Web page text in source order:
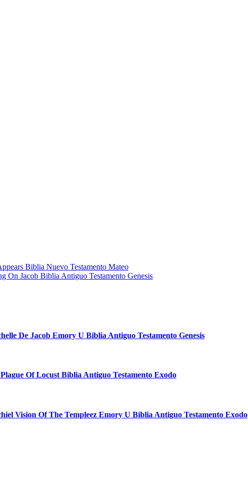
Biblia Nuevo Testamento Mateo
On Jacob Biblia Antiguo Testamento Genesis
De Jacob Emory U Biblia Antiguo Testamento Genesis
Of Locust Biblia Antiguo Testamento Exodo
Vision Of The Templeez Emory U Biblia Antiguo Testamento Exodo